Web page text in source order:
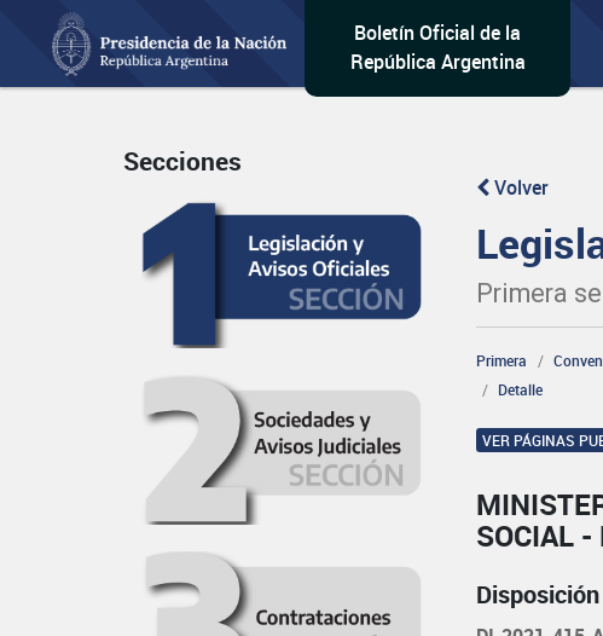
Boletín Oficial de la
República Argentina
Secciones
Volver
Primera
Primera
Detalle
VER PÁGINAS
SOCIAL -